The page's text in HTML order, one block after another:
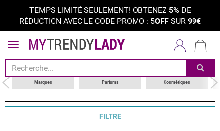
TEMPS LIMITÉ SEULEMENT! OBTENEZ 5%DE
RÉDUCTION AVEC LE CODE PROMO : 5OFF SUR 99€
Marques Parfums Cosmétiques
trier par
catégorie
marques
type de produit
FILTRE